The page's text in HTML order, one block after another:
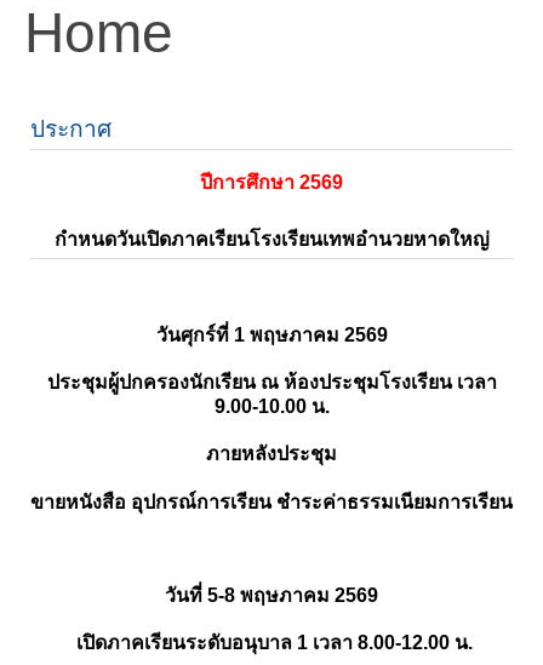
Home
ประกาศ
ปีการศึกษา 2569
กำหนดวันเปิดภาคเรียนโรงเรียนเทพอำนวยหาดใหญ่
วันศุกร์ที่ 1 พฤษภาคม 2569
ประชุมผู้ปกครองนักเรียน ณ ห้องประชุมโรงเรียน เวลา
9.00-10.00 น.
ภายหลังประชุม
ขายหนังสือ อุปกรณ์การเรียน ชำระค่าธรรมเนียมการเรียน
วันที่ 5-8 พฤษภาคม 2569
เปิดภาคเรียนระดับอนุบาล 1 เวลา 8.00-12.00 น.